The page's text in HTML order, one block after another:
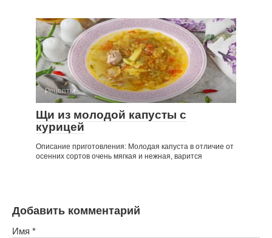
Рецепты
Щи из молодой капусты с
курицей
Описание приготовления: Молодая капуста в отличие от
осенних сортов очень мягкая и нежная, варится
Добавить комментарий
Имя *